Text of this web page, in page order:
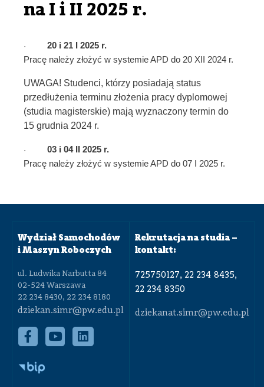
na I i II 2025 r.
· 20 i21 I 2025 r.
Pracę należy złożyć w systemie APD do 20 XII 2024 r.
UWAGA! Studenci, którzy posiadają status
przedłużenia terminu złożenia pracy dyplomowej
(studia magisterskie) mają wyznaczony termin do
15 grudnia 2024 r.
· 03 i04II 2025 r.
Pracę należy złożyć w systemie APD do07 I 2025 r.
Wydział Samochodów
i Maszyn Roboczych
ul. Ludwika Narbutta 84
02-524 Warszawa
22 234 8430, 22 234 8180
dziekan.simr@pw.edu.pl
Rekrutacja na studia –
kontakt:
725750127, 22 234 8435,
22 234 8350
dziekanat.simr@pw.edu.pl